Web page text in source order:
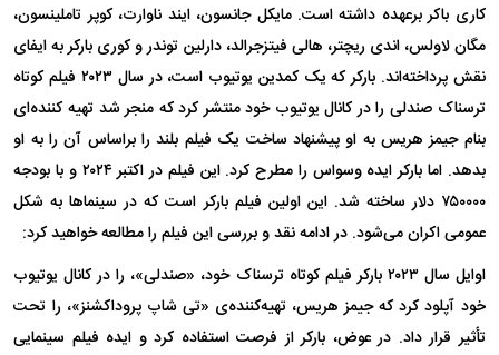
کاری باکر برعهده داشته است. مایکل جانسون، ایند ناوارت، کوپر تاملینسون،
مگان لاولس، اندی ریچتر، هالی فیتزجرالد، دارلین توندر و کوری بارکر به ایفای
نقش پرداخته‌اند. بارکر که یک کمدین یوتیوب است، در سال ۲۰۲۳ فیلم کوتاه
ترسناک صندلی را در کانال یوتیوب خود منتشر کرد که منجر شد تهیه کننده‌ای
بنام جیمز هریس به او پیشنهاد ساخت یک فیلم بلند را براساس آن را به او
بدهد. اما بارکر ایده وسواس را مطرح کرد. این فیلم در اکتبر ۲۰۲۴ و با بودجه
۷۵۰۰۰۰ دلار ساخته شد. این اولین فیلم بارکر است که در سینما‌ها به شکل
عمومی اکران می‌شود. در ادامه نقد و بررسی این فیلم را مطالعه خواهید کرد:
اوایل سال ۲۰۲۳ بارکر فیلم کوتاه ترسناک خود، «صندلی»، را در کانال یوتیوب
خود آپلود کرد که جیمز هریس، تهیه‌کننده‌ی «تی شاپ پروداکشنز»، را تحت
تأثیر قرار داد. در عوض، بارکر از فرصت استفاده کرد و ایده فیلم سینمایی